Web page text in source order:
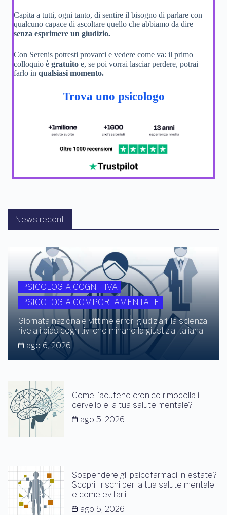
Capita a tutti, ogni tanto, di sentire il bisogno di parlare con
qualcuno capace di ascoltare quello che abbiamo da dire
senza esprimere un giudizio.
Con Serenis potresti provarci e vedere come va: il primo
colloquio è gratuito e, se poi vorrai lasciar perdere, potrai
farlo in qualsiasi momento.
Trova uno psicologo
News recenti
PSICOLOGIA COGNITIVA
PSICOLOGIA COMPORTAMENTALE
Giornata nazionale vittime errori giudiziari: la scienza
rivela i bias cognitivi che minano la giustizia italiana
ago 6, 2026
Come l’acufene cronico rimodella il
cervello e la tua salute mentale?
ago 5, 2026
Sospendere gli psicofarmaci in estate?
Scopri i rischi per la tua salute mentale
e come evitarli
ago 5, 2026